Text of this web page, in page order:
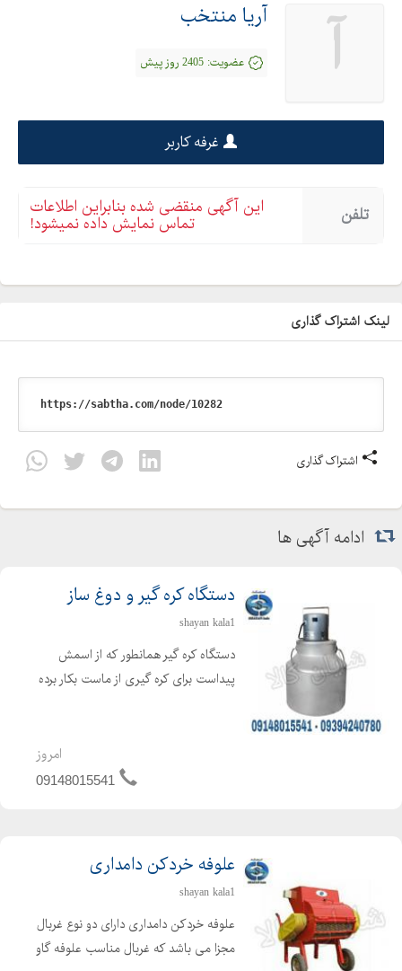
آ آريا منتخب
عضویت: 2405 روز پیش
غرفه کاربر
تلفن این آگهی منقضی شده بنابراین اطلاعات
تماس نمایش داده نمیشود!
لینک اشتراک گذاری
اشتراک گذاری
ادامه آگهی ها
دستگاه کره گیر و دوغ ساز
shayan kala1
دستگاه کره گیر همانطور که از اسمش
پیداست برای کره گیری از ماست بکار برده
مخلوط شده و بحال...
امروز
09148015541
علوفه خردکن دامداری
shayan kala1
علوفه خردکن دامداری دارای دو نوع غربال
مجزا می باشد که غربال مناسب علوفه گاو